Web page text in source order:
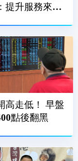
提升服務來回
高走低！ 早盤
點後翻黑